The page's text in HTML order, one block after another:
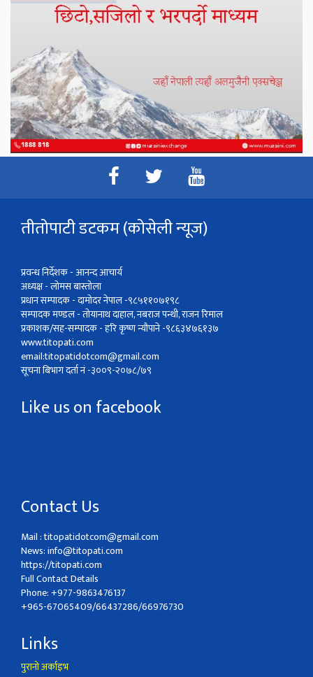
तीतोपाटी डटकम (कोसेली न्यूज)
प्रवन्ध निर्देशक - आनन्द आचार्य
अध्यक्ष - लोमस बास्तोला
प्रधान सम्पादक - दामोदर नेपाल -९८५११०७१९८
सम्पादक मण्डल - तोयानाथ दाहाल, नबराज पन्थी, राजन रिमाल
प्रकाशक/सह-सम्पादक - हरि कृष्ण न्यौपाने -९८६३४७६१३७
www.titopati.com
email:titopatidotcom@gmail.com
सूचना बिभाग दर्ता नं -३००९-२०७८/७९
Like us on facebook
Contact Us
Mail :titopatidotcom@gmail.com
News:info@titopati.com
https://titopati.com
Full Contact Details
Phone: +977-9863476137
+965-67065409/66437286/66976730
Links
पुरानो अर्काइभ